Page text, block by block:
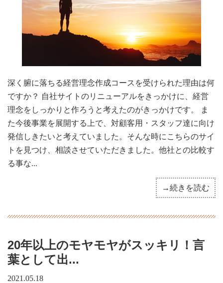
深く腑に落ちる経営理念作成コースを受けられた理由は何
ですか？ 自社サイトのリニューアルをきっかけに、経営
理念をしっかりと作ろうと考えたのがきっかけです。 ま
た今後事業を展開する上で、対顧客用・スタッフ達に向け
発信しきたいと考えていました。そんな時にこちらのサイ
トを見つけ、相談させていただきました。他社との比較す
る事な...
→続きを読む
20年以上のモヤモヤがスッキリ！言
葉として出...
2021.05.18